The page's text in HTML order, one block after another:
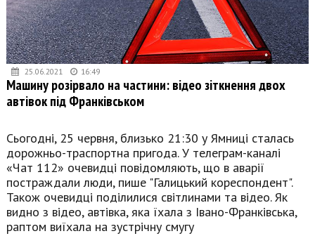
25.06.2021 16:49
Машину розірвало на частини: відео зіткнення двох
автівок під Франківськом
Сьогодні, 25 червня, близько 21:30 у Ямниці сталась
дорожньо-траспортна пригода. У телеграм-каналі
«Чат 112» очевидці повідомляють, що в аварії
постраждали люди, пише "Галицький кореспондент".
Також очевидці поділилися світлинами та відео. Як
видно з відео, автівка, яка їхала з Івано-Франківська,
раптом виїхала на зустрічну смугу